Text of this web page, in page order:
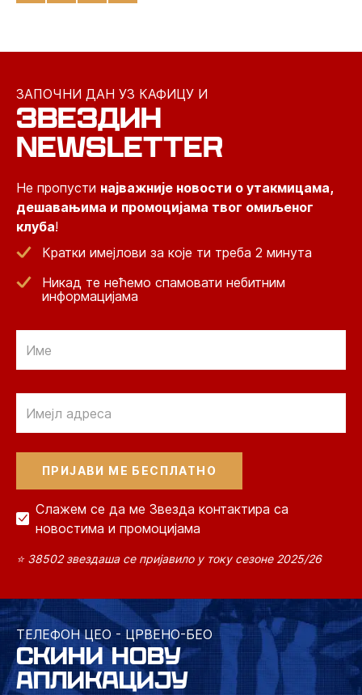
ЗАПОЧНИ ДАН УЗ КАФИЦУ И
ЗВЕЗДИН
NEWSLETTER
Не пропусти најважније новости о утакмицама,
дешавањима и промоцијама твог омиљеног
клуба!
Кратки имејлови за које ти треба 2 минута
Никад те нећемо спамовати небитним
информацијама
Слажем се да ме Звезда контактира са
новостима и промоцијама
⭐ 38502 звездаша се пријавило у току сезоне 2025/26
ТЕЛЕФОН ЦЕО - ЦРВЕНО-БЕО
СКИНИ НОВУ
АПЛИКАЦИЈУ